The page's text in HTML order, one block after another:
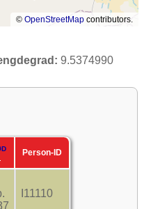
© OpenStreetMap contributors.
9.5374990
Person-ID
I11110